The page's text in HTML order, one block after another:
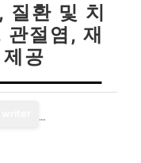
질환 및 치
절염, 재
공